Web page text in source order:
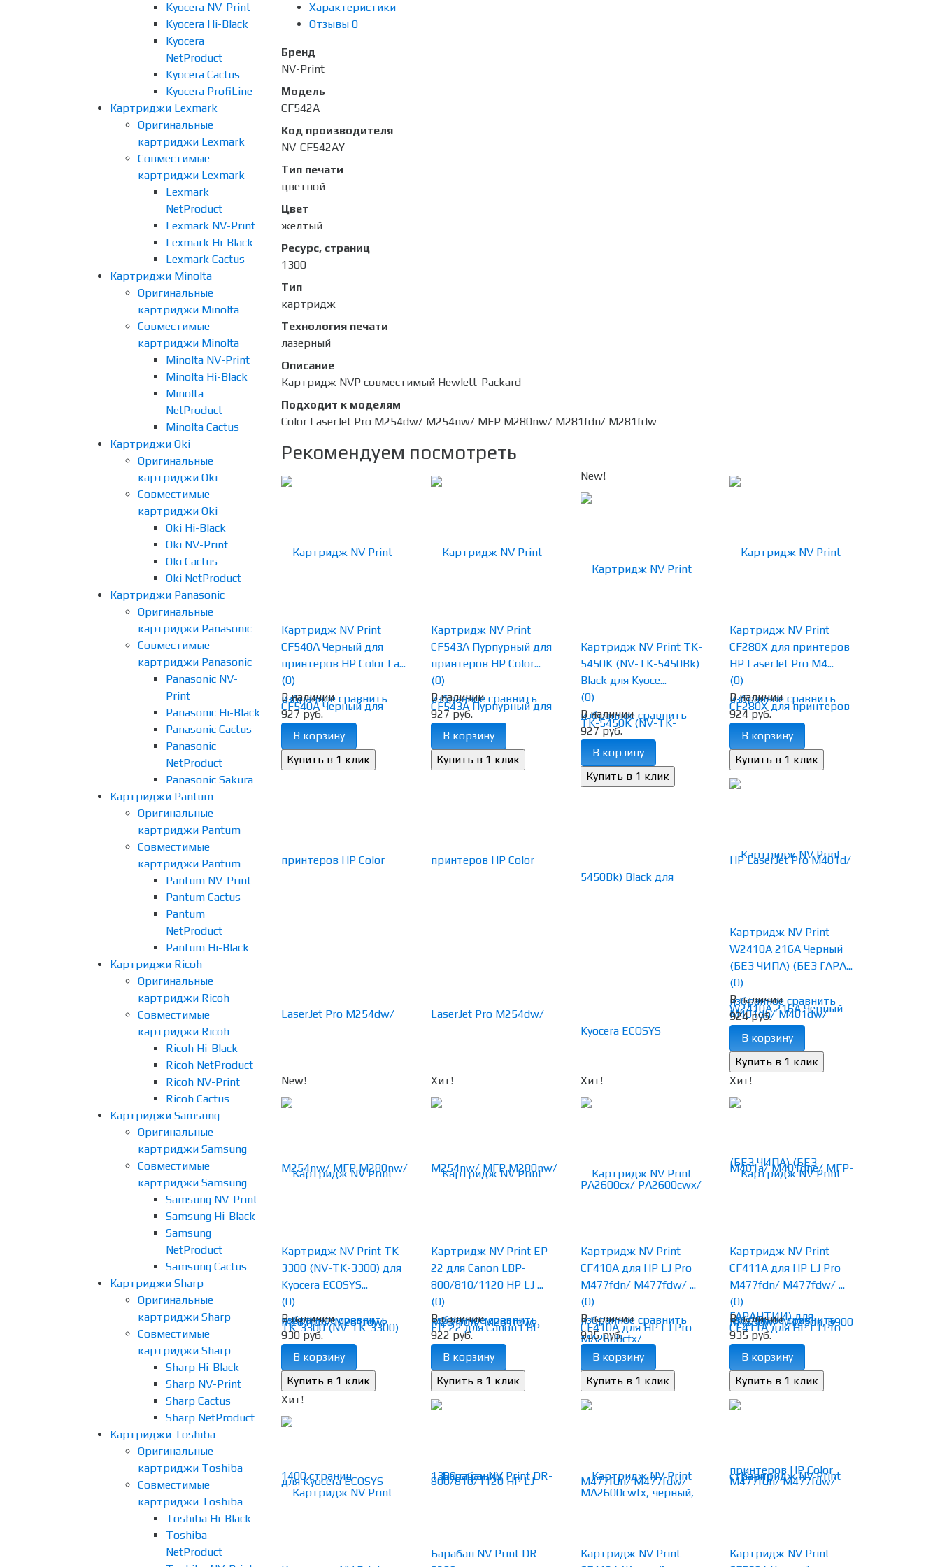
Kyocera NV-Print
Kyocera Hi-Black
Kyocera
NetProduct
Kyocera Cactus
Kyocera ProfiLine
Картриджи Lexmark
Оригинальные
картриджи Lexmark
Совместимые
картриджи Lexmark
Lexmark
NetProduct
Lexmark NV-Print
Lexmark Hi-Black
Lexmark Cactus
Картриджи Minolta
Оригинальные
картриджи Minolta
Совместимые
картриджи Minolta
Minolta NV-Print
Minolta Hi-Black
Minolta
NetProduct
Minolta Cactus
Картриджи Oki
Оригинальные
картриджи Oki
Совместимые
картриджи Oki
Oki Hi-Black
Oki NV-Print
Oki Cactus
Oki NetProduct
Картриджи Panasonic
Оригинальные
картриджи Panasonic
Совместимые
картриджи Panasonic
Panasonic NV-
Print
Panasonic Hi-Black
Panasonic Cactus
Panasonic
NetProduct
Panasonic Sakura
Картриджи Pantum
Оригинальные
картриджи Pantum
Совместимые
картриджи Pantum
Pantum NV-Print
Pantum Cactus
Pantum
NetProduct
Pantum Hi-Black
Картриджи Ricoh
Оригинальные
картриджи Ricoh
Совместимые
картриджи Ricoh
Ricoh Hi-Black
Ricoh NetProduct
Ricoh NV-Print
Ricoh Cactus
Картриджи Samsung
Оригинальные
картриджи Samsung
Совместимые
картриджи Samsung
Samsung NV-Print
Samsung Hi-Black
Samsung
NetProduct
Samsung Cactus
Картриджи Sharp
Оригинальные
картриджи Sharp
Совместимые
картриджи Sharp
Sharp Hi-Black
Sharp NV-Print
Sharp Cactus
Sharp NetProduct
Картриджи Toshiba
Оригинальные
картриджи Toshiba
Совместимые
картриджи Toshiba
Toshiba Hi-Black
Toshiba
NetProduct
Характеристики
Отзывы 0
Бренд
NV-Print
Модель
CF542A
Код производителя
NV-CF542AY
Тип печати
цветной
Цвет
жёлтый
Ресурс, страниц
1300
Тип
картридж
Технология печати
лазерный
Описание
Картридж NVP совместимый Hewlett-Packard
Подходит к моделям
Color LaserJet Pro M254dw/ M254nw/ MFP M280nw/ M281fdn/ M281fdw
Рекомендуем посмотреть
избранное сравнить
Картридж NV Print
CF540A Черный для
принтеров HP Color La...
(0)
В наличии
927 руб.
В корзину
избранное сравнить
Картридж NV Print
CF543A Пурпурный для
принтеров HP Color...
(0)
В наличии
927 руб.
В корзину
New!
избранное сравнить
Картридж NV Print TK-
5450K (NV-TK-5450Bk)
Black для Kyoce...
(0)
В наличии
927 руб.
В корзину
избранное сравнить
Картридж NV Print
CF280X для принтеров
HP LaserJet Pro M4...
(0)
В наличии
924 руб.
В корзину
избранное сравнить
Картридж NV Print
W2410A 216A Черный
(БЕЗ ЧИПА) (БЕЗ ГАРА...
(0)
В наличии
924 руб.
В корзину
New!
избранное сравнить
Картридж NV Print TK-
3300 (NV-TK-3300) для
Kyocera ECOSYS...
(0)
В наличии
930 руб.
В корзину
Хит!
избранное сравнить
Картридж NV Print EP-
22 для Canon LBP-
800/810/1120 HP LJ ...
(0)
В наличии
922 руб.
В корзину
Хит!
избранное сравнить
Картридж NV Print
CF410A для HP LJ Pro
M477fdn/ M477fdw/ ...
(0)
В наличии
935 руб.
В корзину
Хит!
избранное сравнить
Картридж NV Print
CF411A для HP LJ Pro
M477fdn/ M477fdw/ ...
(0)
В наличии
935 руб.
В корзину
Хит!
Барабан NV Print DR-
Картридж NV Print
Картридж NV Print